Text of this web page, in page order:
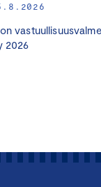
12.55EU:n
Vesa Terävä
,
2026